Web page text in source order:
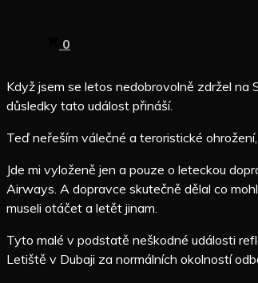
0
Když jsem se letos nedobrovolně zdržel na
důsledky tato událost přináší.
Teď neřeším válečné a teroristické
Jde mi vyloženě jen a pouze o leteckou
Airways. A dopravce skutečně dělal co
museli otáčet a letět jinam.
Tyto malé v podstatě neškodné události
Letiště v Dubaji za normálních okolností